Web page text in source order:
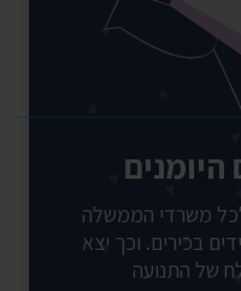
לכל משרדי הממשלה
בכירים. וכך יצא
של התנועה